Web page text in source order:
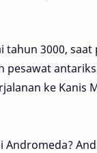
tahun 3000,
ke
Andromeda?